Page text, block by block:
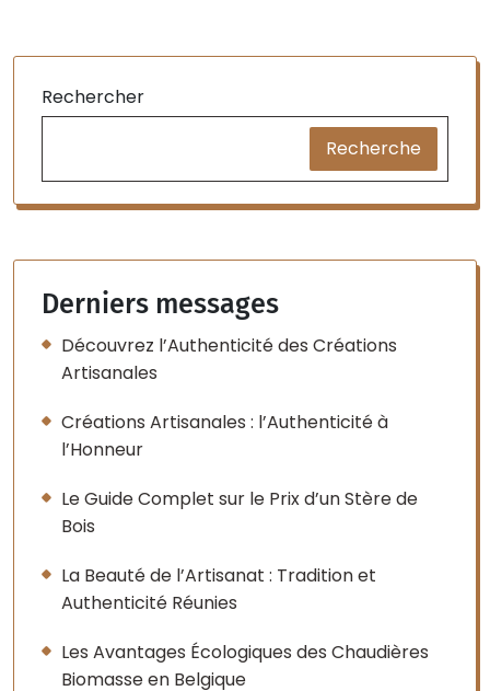
Rechercher
Recherche
Derniers messages
Découvrez l’Authenticité des Créations
Artisanales
Créations Artisanales : l’Authenticité à
l’Honneur
Le Guide Complet sur le Prix d’un Stère de
Bois
La Beauté de l’Artisanat : Tradition et
Authenticité Réunies
Les Avantages Écologiques des Chaudières
Biomasse en Belgique